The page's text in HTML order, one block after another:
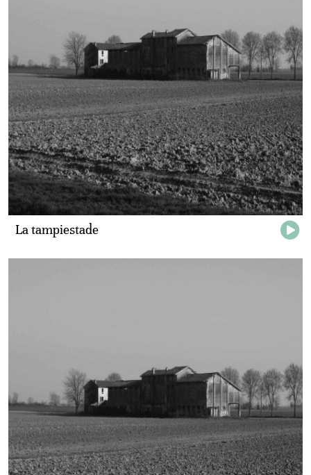
La tampiestade